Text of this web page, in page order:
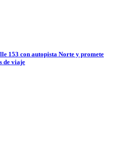
153 con autopista Norte y promete
de viaje